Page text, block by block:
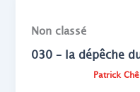
Non classé
030 – la dépêche
Patrick